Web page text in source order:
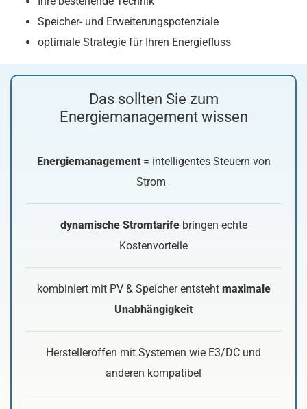
Speicher- und Erweiterungspotenziale
optimale Strategie für Ihren Energiefluss
Das sollten Sie zum
Energiemanagement wissen
Energiemanagement= intelligentes Steuern von
Strom
dynamische Stromtarifebringen echte
Kostenvorteile
kombiniert mit PV & Speicher entsteht maximale
Unabhängigkeit
Herstelleroffen mit Systemen wie E3/DC und
anderen kompatibel